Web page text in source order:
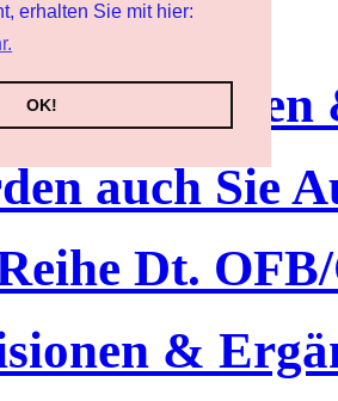
erhalten Sie mit hier:
OK!
auch Sie
Dt.
&